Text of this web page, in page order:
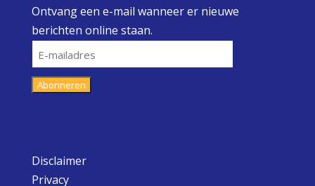
Ontvang een e-mail wanneer er nieuwe
berichten online staan.
E-
mailadres
Abonneren
Disclaimer
Privacy